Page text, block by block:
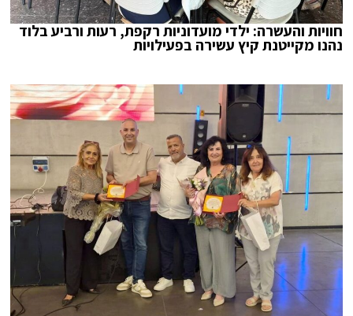
חוויות והעשרה: ילדי מועדוניות רקפת, רעות ורביע בלוד
נהנו מקייטנת קיץ עשירה בפעילויות